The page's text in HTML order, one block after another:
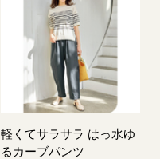
軽くてサラサラ はっ水ゆ
るカーブパンツ